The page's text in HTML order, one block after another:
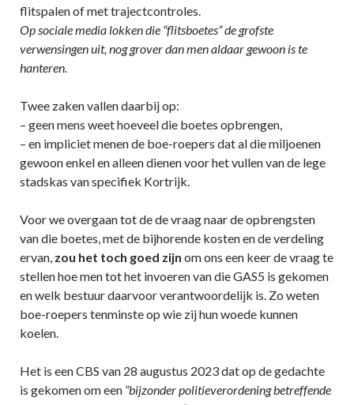
flitspalen of met trajectcontroles.
Op sociale media lokken die “flitsboetes” de grofste
verwensingen uit, nog grover dan men aldaar gewoon is te
hanteren.
Twee zaken vallen daarbij op:
– geen mens weet hoeveel die boetes opbrengen,
– en impliciet menen de boe-roepers dat al die miljoenen
gewoon enkel en alleen dienen voor het vullen van de lege
stadskas van specifiek Kortrijk.
Voor we overgaan tot de de vraag naar de opbrengsten
van die boetes, met de bijhorende kosten en de verdeling
ervan, zou het toch goed zijn om ons een keer de vraag te
stellen hoe men tot het invoeren van die GAS5 is gekomen
en welk bestuur daarvoor verantwoordelijk is. Zo weten
boe-roepers tenminste op wie zij hun woede kunnen
koelen.
Het is een CBS van 28 augustus 2023 dat op de gedachte
is gekomen om een “bijzonder politieverordening betreffende